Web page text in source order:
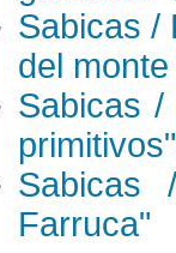
Sabicas /
del
Sabicas /
Sabicas
Farruca"